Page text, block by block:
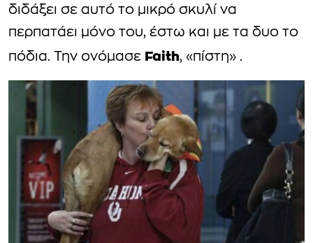
διδάξει σε αυτό το μικρό σκυλί να
περπατάει μόνο του, έστω και με τα δυο το
πόδια. Την ονόμασε Faith, «πίστη» .